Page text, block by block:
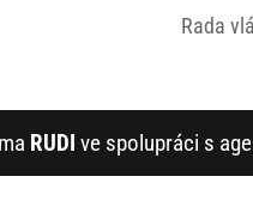
Rada
RUDI ve spolupráci s